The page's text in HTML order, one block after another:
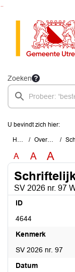
Zoeken
U bevindt zich hier:
Home Overzichten
A A A
SV 2026 nr. 97
ID
4644
Kenmerk
SV 2026 nr. 97
Datum